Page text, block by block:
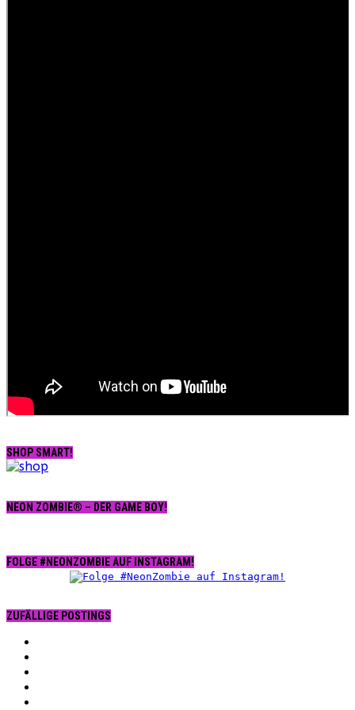
SHOP SMART!
NEON ZOMBIE® – DER GAME BOY!
FOLGE #NEONZOMBIE AUF INSTAGRAM!
ZUFÄLLIGE POSTINGS